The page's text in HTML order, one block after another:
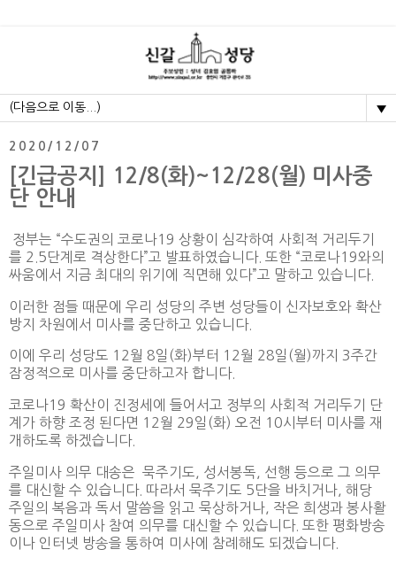
▼
2020/12/07
[긴급공지] 12/8(화)~12/28(월) 미사중
단 안내
정부는 “수도권의 코로나19 상황이 심각하여 사회적 거리두기
를 2.5단계로 격상한다”고 발표하였습니다. 또한 “코로나19와의
싸움에서 지금 최대의 위기에 직면해 있다”고 말하고 있습니다.
이러한 점들 때문에 우리 성당의 주변 성당들이 신자보호와 확산
방지 차원에서 미사를 중단하고 있습니다.
이에 우리 성당도 12월 8일(화)부터 12월 28일(월)까지 3주간
잠정적으로 미사를 중단하고자 합니다.
코로나19 확산이 진정세에 들어서고 정부의 사회적 거리두기 단
계가 하향 조정 된다면 12월 29일(화) 오전 10시부터 미사를 재
개하도록 하겠습니다.
주일미사 의무 대송은 묵주기도, 성서봉독, 선행 등으로 그 의무
를 대신할 수 있습니다. 따라서 묵주기도 5단을 바치거나, 해당
주일의 복음과 독서 말씀을 읽고 묵상하거나, 작은 희생과 봉사활
동으로 주일미사 참여 의무를 대신할 수 있습니다. 또한 평화방송
이나 인터넷 방송을 통하여 미사에 참례해도 되겠습니다.